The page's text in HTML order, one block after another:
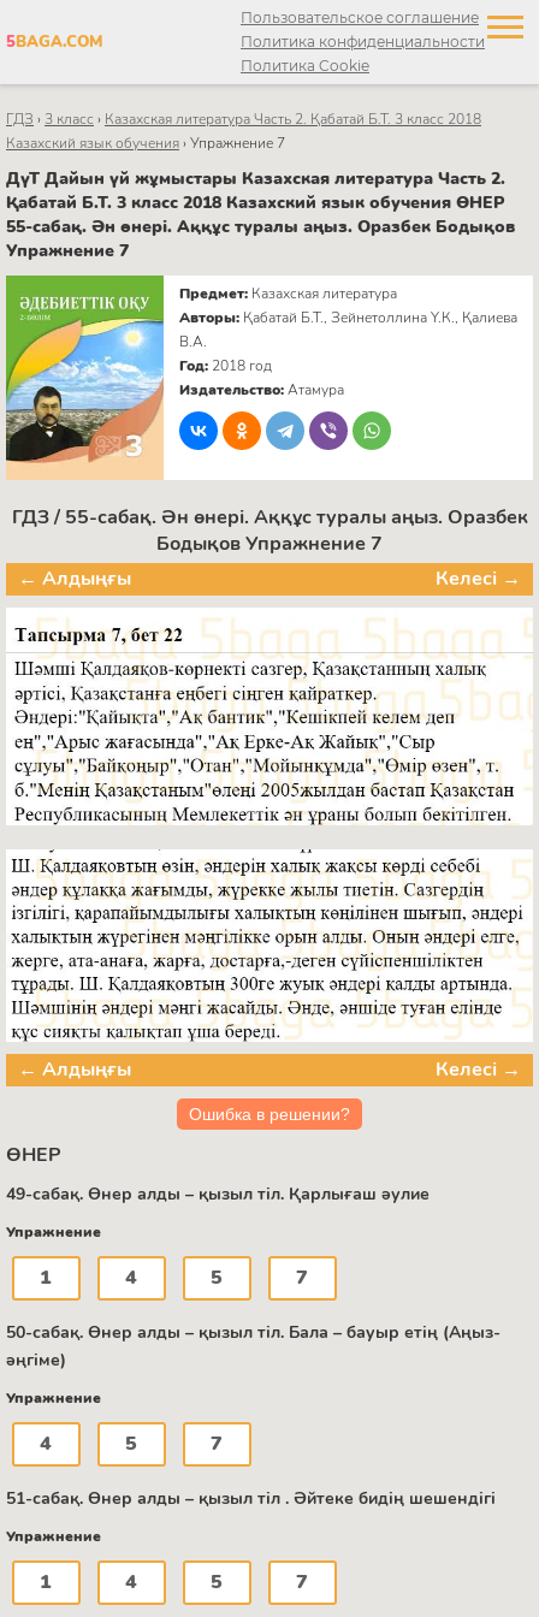
5BAGA.COM
Пользовательское соглашение
Политика конфиденциальности
Политика Cookie
ГДЗ › 3 класс › Казахская литература Часть 2. Қабатай Б.Т. 3 класс 2018
Казахский язык обучения›Упражнение 7
ДүТ Дайын үй жұмыстары Казахская литература Часть 2.
Қабатай Б.Т. 3 класс 2018 Казахский язык обучения ӨНЕР
55-сабақ. Ән өнері. Аққұс туралы аңыз. Оразбек Бодықов
Упражнение 7
Предмет: Казахская литература
Авторы: Қабатай Б.Т., Зейнетоллина Ү.К., Қалиева
В.А.
Год: 2018 год
Издательство:Атамура
ГДЗ / 55-сабақ. Ән өнері. Аққұс туралы аңыз. Оразбек
Бодықов Упражнение 7
← Алдыңғы
Келесі →
← Алдыңғы Келесі →
Ошибка в решении?
ӨНЕР
49-сабақ. Өнер алды – қызыл тіл. Қарлығаш әулие
Упражнение
1 4 5 7
50-сабақ. Өнер алды – қызыл тіл. Бала – бауыр етің (Аңыз-
әңгіме)
Упражнение
4 5 7
51-сабақ. Өнер алды – қызыл тіл . Әйтеке бидің шешендігі
Упражнение
1 4 5 7